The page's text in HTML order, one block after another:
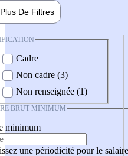
Plus De Filtres
Cadre
Non cadre (3)
Non renseignée (1)
BRUT MINIMUM
minimum
une périodicité pour le